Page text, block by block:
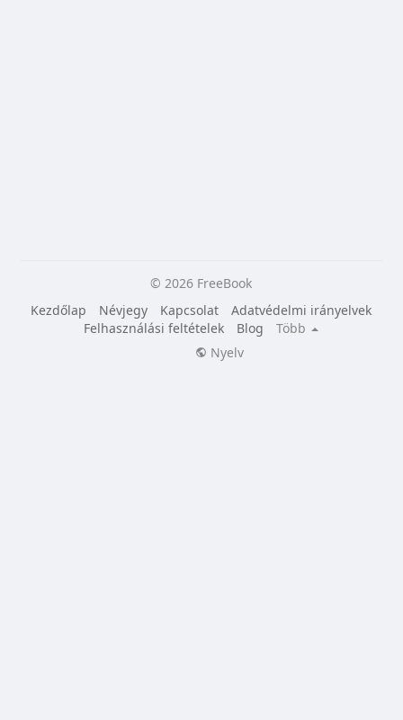
© 2026 FreeBook
Kezdőlap
Névjegy Kapcsolat
Adatvédelmi irányelvek
Felhasználási feltételek
Blog
Több
Nyelv